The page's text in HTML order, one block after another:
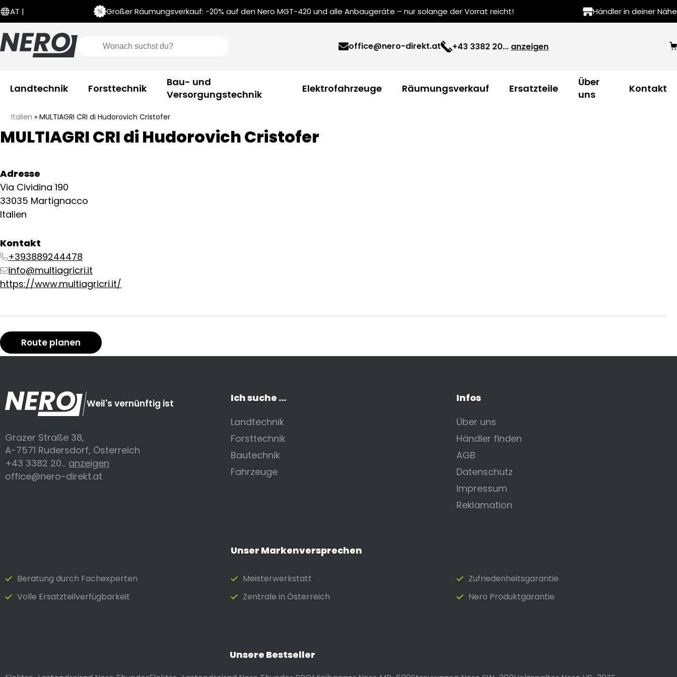
AT | Großer Räumungsverkauf: -20% auf den Nero MGT-420 und alle Anbaugeräte – nur solange der Vorrat reicht! Händler in deiner Nähe
office@nero-direkt.at +43 3382 20... anzeigen
Landtechnik Forsttechnik
Bau- und
Versorgungstechnik
Elektrofahrzeuge Räumungsverkauf Ersatzteile
Über
uns
Kontakt
Italien » MULTIAGRI CRI di Hudorovich Cristofer
MULTIAGRI CRI di Hudorovich Cristofer
Adresse
Via Cividina 190
33035 Martignacco
Italien
Kontakt
+393889244478
info@multiagricri.it
https://www.multiagricri.it/
Route planen
Weil's vernünftig ist
Grazer Straße 38,
A-7571 Rudersdorf, Österreich
+43 3382 20... anzeigen
office@nero-direkt.at
Ich suche ...
Landtechnik
Forsttechnik
Bautechnik
Fahrzeuge
Infos
Über uns
Händler finden
AGB
Datenschutz
Impressum
Reklamation
Unser Markenversprechen
Beratung durch Fach­experten Meister­werkstatt
Zufrieden­heits­garantie
Volle Ersatzteilverfügbarkeit
Zentrale in Österreich Nero Produktgarantie
Unsere Bestseller